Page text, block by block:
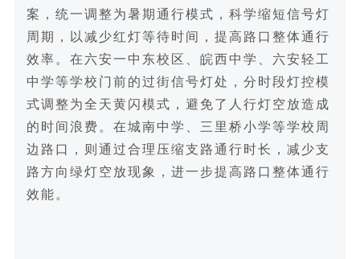
案，统一调整为暑期通行模式，科学缩短信号灯
周期，以减少红灯等待时间，提高路口整体通行
效率。在六安一中东校区、皖西中学、六安轻工
中学等学校门前的过街信号灯处，分时段灯控模
式调整为全天黄闪模式，避免了人行灯空放造成
的时间浪费。在城南中学、三里桥小学等学校周
边路口，则通过合理压缩支路通行时长，减少支
路方向绿灯空放现象，进一步提高路口整体通行
效能。